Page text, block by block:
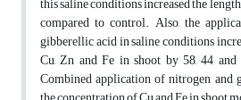
compared to control. Also, the
gibberellic acid in saline conditions
Cu, Zn and Fe in shoot by 58, 44 and
Combined application of nitrogen and